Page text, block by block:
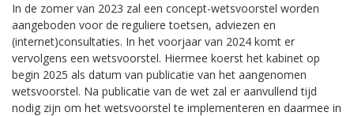
In de zomer van 2023 zal een concept-wetsvoorstel worden
aangeboden voor de reguliere toetsen, adviezen en
(internet)consultaties. In het voorjaar van 2024 komt er
vervolgens een wetsvoorstel. Hiermee koerst het kabinet op
begin 2025 als datum van publicatie van het aangenomen
wetsvoorstel. Na publicatie van de wet zal er aanvullend tijd
nodig zijn om het wetsvoorstel te implementeren en daarmee in